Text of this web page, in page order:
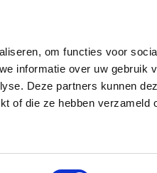
om functies voor
informatie over uw gebruik
Deze partners kunnen
of die ze hebben verzameld